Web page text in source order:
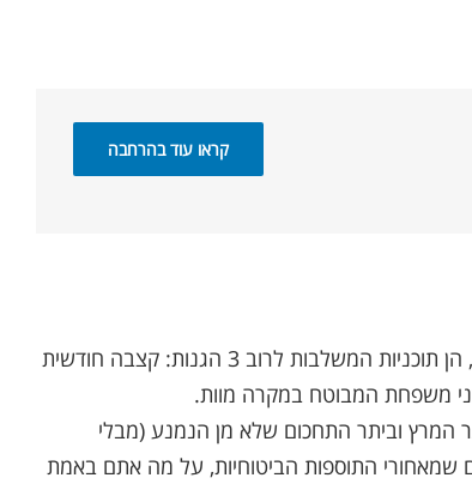
קראו עוד בהרחבה
ביטוחי המנהלים וקרנות הפנסיה מלבד היותן מכשיר חסכון פנסיוני לטווח הארוך, הן תוכניות המשלבות לרוב 3 הגנות: קצבה חודשית
משפחת המבוטח במקרה מוות.
המרץ וביתר התחכום שלא מן הנמנע (מבלי
התוספות הביטוחיות, על מה אתם באמת